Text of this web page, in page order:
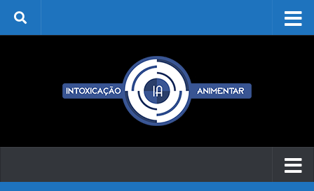
Skip to content